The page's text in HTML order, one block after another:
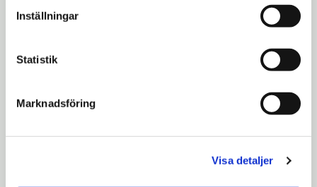
Inställningar
Statistik
Marknadsföring
Visa detaljer
bostadsområden i kommunen ska öka
j) Andelen invånare som utvecklar skadligt
bruk, missbruk eller beroende av alkohol,
narkotika, tobak eller spel ska minska